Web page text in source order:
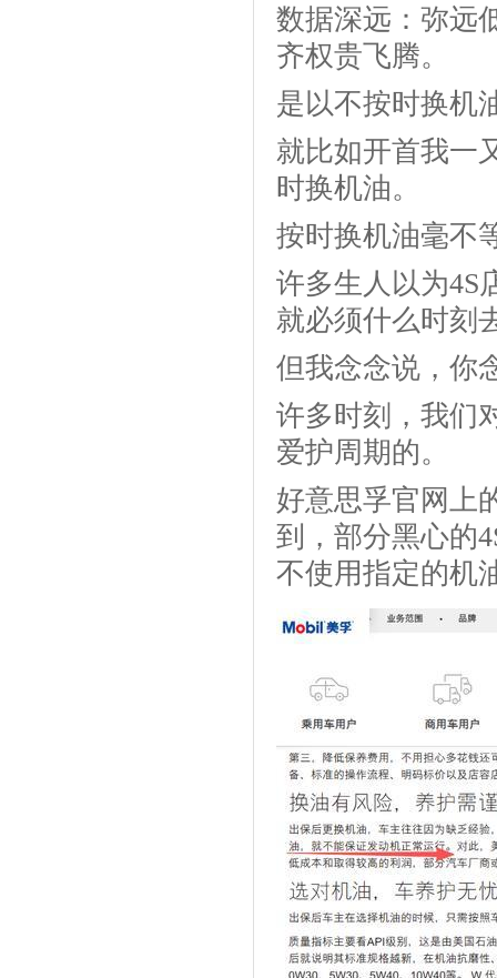
数据深远：弥远
齐权贵飞腾。
是以不按时换机
就比如开首我一
时换机油。
按时换机油毫不
许多生人以为4S
就必须什么时刻
但我念念说，你
许多时刻，我们
爱护周期的。
好意思孚官网上
到，部分黑心的
不使用指定的机